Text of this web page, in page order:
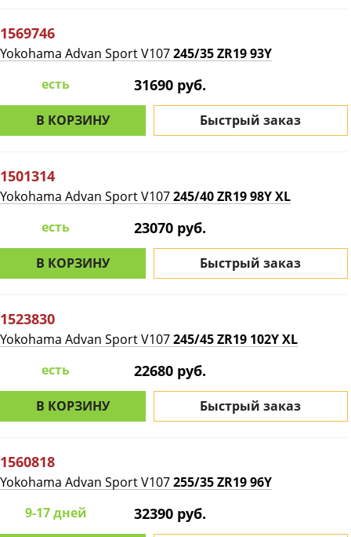
1569746
Yokohama Advan Sport V107245/35 ZR19 93Y
есть
31690 руб.
В КОРЗИНУ Быстрый заказ
1501314
Yokohama Advan Sport V107245/40 ZR19 98Y XL
есть
23070 руб.
В КОРЗИНУ Быстрый заказ
1523830
Yokohama Advan Sport V107245/45 ZR19 102Y XL
есть
22680 руб.
В КОРЗИНУ Быстрый заказ
1560818
Yokohama Advan Sport V107255/35 ZR19 96Y
9-17 дней
32390 руб.